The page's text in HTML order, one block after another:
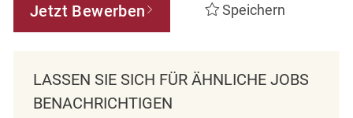
Jetzt Bewerben Speichern
LASSEN SIE SICH FÜR ÄHNLICHE JOBS
BENACHRICHTIGEN